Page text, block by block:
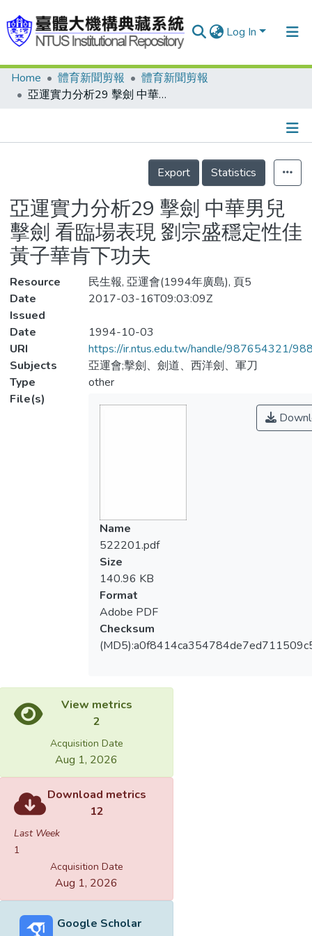
Log In
Communities & Collections
Statistics
Home 體育新聞剪報
體育新聞剪報
亞運實力分析29 擊劍 中華男兒擊劍 看臨場表現 劉宗盛穩定性佳 黃子華肯下功夫
Details
Export
Statistics
亞運實力分析29 擊劍 中華男兒
擊劍 看臨場表現 劉宗盛穩定性佳
黃子華肯下功夫
Resource
民生報, 亞運會(1994年廣島), 頁5
Date
Issued
2017-03-16T09:03:09Z
Date
1994-10-03
URI
https://ir.ntus.edu.tw/handle/987654321/
Subjects
亞運會;擊劍、劍道、西洋劍、軍刀
Type
other
File(s)
Name
522201.pdf
Size
140.96 KB
Format
Adobe PDF
Checksum
View metrics
2
Acquisition Date
Aug 1, 2026
Download metrics
12
Last Week
1
Acquisition Date
Aug 1, 2026
Google Scholar